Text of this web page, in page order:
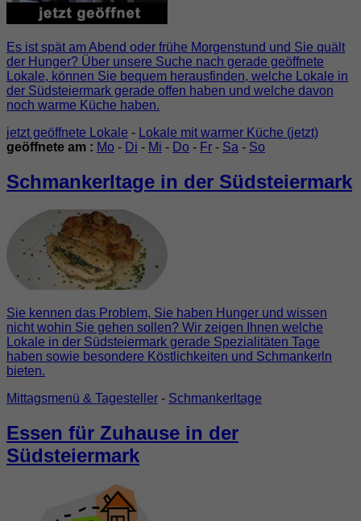
Es ist spät am Abend oder frühe Morgenstund und Sie quält
der Hunger? Über unsere Suche nach gerade geöffnete
Lokale, können Sie bequem herausfinden, welche Lokale in
der Südsteiermark gerade offen haben und welche davon
noch warme Küche haben.
jetzt geöffnete Lokale -
Lokale mit warmer Küche (jetzt)
geöffnete am : Mo - Di - Mi - Do - Fr - Sa - So
Schmankerltage in der Südsteiermark
Sie kennen das Problem, Sie haben Hunger und wissen
nicht wohin Sie gehen sollen? Wir zeigen Ihnen welche
Lokale in der Südsteiermark gerade Spezialitäten Tage
haben sowie besondere Köstlichkeiten und Schmankerln
bieten.
Mittagsmenü & Tagesteller - Schmankerltage
Essen für Zuhause in der
Südsteiermark